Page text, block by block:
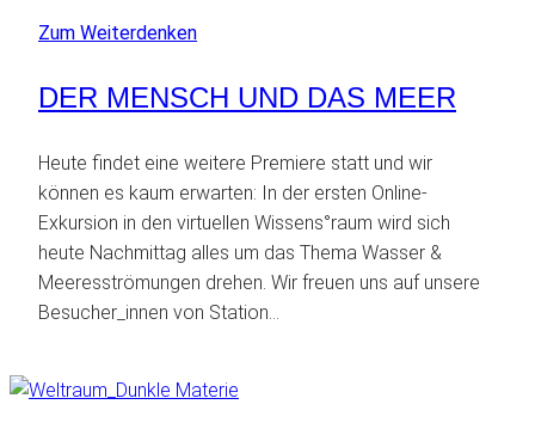
Zum Weiterdenken
DER MENSCH UND DAS MEER
Heute findet eine weitere Premiere statt und wir
können es kaum erwarten: In der ersten Online-
Exkursion in den virtuellen Wissens°raum wird sich
heute Nachmittag alles um das Thema Wasser &
Meeresströmungen drehen. Wir freuen uns auf unsere
Besucher_innen von Station…